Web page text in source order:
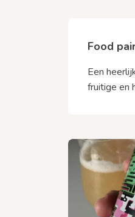
Food
Een
fruitige en